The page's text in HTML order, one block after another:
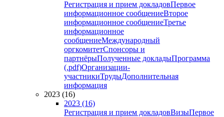
Регистрация и прием докладовПервое
информационное сообщениеВторое
информационное сообщениеТретье
информационное
сообщениеМеждународный
оргкомитетСпонсоры и
партнёрыПолученные докладыПрограмма
(.pdf)Организации-
участникиТрудыДополнительная
информация
2023 (16)
2023 (16)
Регистрация и прием докладовВизыПервое